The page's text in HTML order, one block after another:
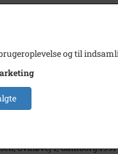
Svinøvej 1, Gamborg.1991
og til